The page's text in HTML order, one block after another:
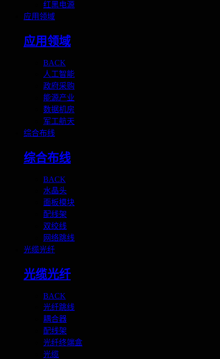
红黑电源
应用领域
应用领域
BACK
人工智能
政府采购
能源产业
数据机房
军工航天
综合布线
综合布线
BACK
水晶头
面板模块
配线架
双绞线
网络跳线
光缆光纤
光缆光纤
BACK
光纤跳线
耦合器
配线架
光纤终端盒
光缆